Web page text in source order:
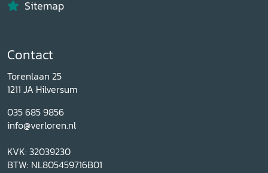
Sitemap
Contact
Torenlaan 25
1211 JA Hilversum
035 685 9856
info@verloren.nl
KVK: 32039230
BTW: NL805459716B01